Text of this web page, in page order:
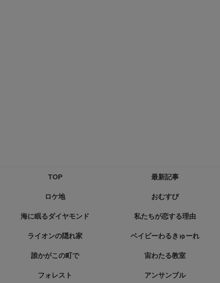
TOP 最新記事
ロケ地 おむすび
海に眠るダイヤモンド 私たちが恋する理由
ライオンの隠れ家 ベイビーわるきゅーれ
誰かがこの町で 宙わたる教室
フォレスト アンサンブル